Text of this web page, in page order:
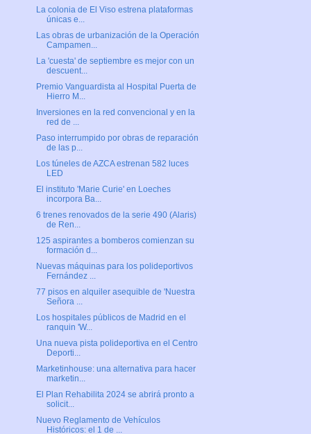
La colonia de El Viso estrena plataformas
únicas e...
Las obras de urbanización de la Operación
Campamen...
La 'cuesta' de septiembre es mejor con un
descuent...
Premio Vanguardista al Hospital Puerta de
Hierro M...
Inversiones en la red convencional y en la
red de ...
Paso interrumpido por obras de reparación
de las p...
Los túneles de AZCA estrenan 582 luces
LED
El instituto 'Marie Curie' en Loeches
incorpora Ba...
6 trenes renovados de la serie 490 (Alaris)
de Ren...
125 aspirantes a bomberos comienzan su
formación d...
Nuevas máquinas para los polideportivos
Fernández ...
77 pisos en alquiler asequible de 'Nuestra
Señora ...
Los hospitales públicos de Madrid en el
ranquin 'W...
Una nueva pista polideportiva en el Centro
Deporti...
Marketinhouse: una alternativa para hacer
marketin...
El Plan Rehabilita 2024 se abrirá pronto a
solicit...
Nuevo Reglamento de Vehículos
Históricos: el 1 de ...